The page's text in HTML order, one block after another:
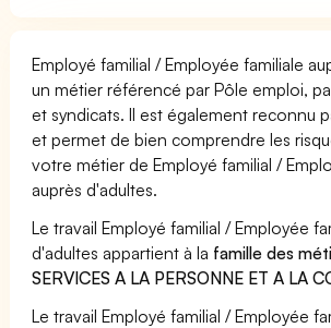
Employé familial / Employée familiale
un métier référencé par Pôle emploi,
et syndicats. Il est également reconnu
et permet de bien comprendre les
votre métier de Employé familial /
auprès d'adultes.
Le travail Employé familial / Employée
d'adultes appartient à la famille des
SERVICES A LA PERSONNE ET A LA
Le travail Employé familial / Employée